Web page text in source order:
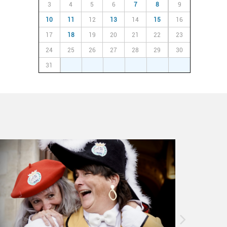
3 4 5 6 7 8 9
10 11 12 13 14 15 16
17 18 19 20 21 22 23
24 25 26 27 28 29 30
31